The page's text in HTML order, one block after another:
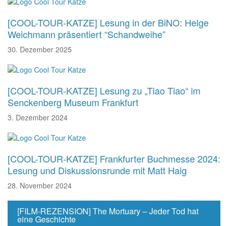
[COOL-TOUR-KATZE] Lesung in der BiNO: Helge
Weichmann präsentiert “Schandweihe”
30. Dezember 2025
[COOL-TOUR-KATZE] Lesung zu „Tiao Tiao“ im
Senckenberg Museum Frankfurt
3. Dezember 2024
[COOL-TOUR-KATZE] Frankfurter Buchmesse 2024:
Lesung und Diskussionsrunde mit Matt Haig
28. November 2024
[FILM-REZENSION] The Mortuary – Jeder Tod hat
eine Geschichte